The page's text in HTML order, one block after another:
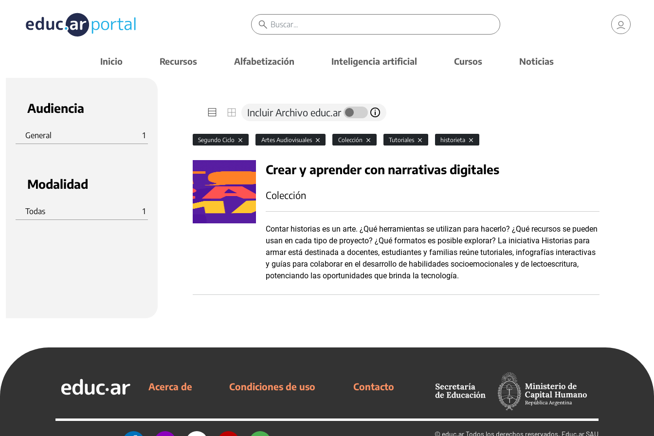
Inicio Recursos Alfabetización Inteligencia artificial Cursos Noticias
Audiencia
General 1
Modalidad
Todas 1
Incluir Archivo educ.ar
Segundo Ciclo Artes Audiovisuales Colección Tutoriales historieta
Crear y aprender con narrativas digitales
Colección
Contar historias es un arte. ¿Qué herramientas se utilizan para hacerlo? ¿Qué recursos se pueden
usan en cada tipo de proyecto? ¿Qué formatos es posible explorar? La iniciativa Historias para
armar está destinada a docentes, estudiantes y familias reúne tutoriales, infografías interactivas
y guías para colaborar en el desarrollo de habilidades socioemocionales y de lectoescritura,
potenciando las oportunidades que brinda la tecnología.
Acerca de Condiciones de uso Contacto
© educ.arTodos los derechos reservados. Educ.ar SAU